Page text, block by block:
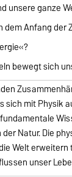
unsere ganze
dem Anfang der
bewegt sich
sich mit Physik
Natur. Die
Welt
unser